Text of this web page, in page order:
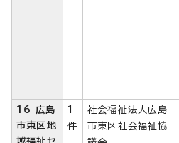
16 広島
市東区地
域福祉セ
1
件
社会福祉法人広島
市東区社会福祉協